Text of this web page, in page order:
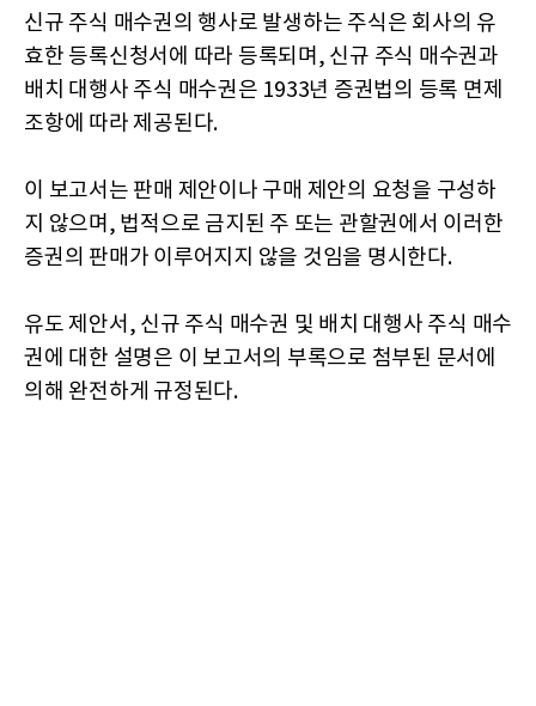
신규 주식 매수권의 행사로 발생하는 주식은 회사의 유
효한 등록신청서에 따라 등록되며, 신규 주식 매수권과
배치 대행사 주식 매수권은 1933년 증권법의 등록 면제
조항에 따라 제공된다.
이 보고서는 판매 제안이나 구매 제안의 요청을 구성하
지 않으며, 법적으로 금지된 주 또는 관할권에서 이러한
증권의 판매가 이루어지지 않을 것임을 명시한다.
유도 제안서, 신규 주식 매수권 및 배치 대행사 주식 매수
권에 대한 설명은 이 보고서의 부록으로 첨부된 문서에
의해 완전하게 규정된다.